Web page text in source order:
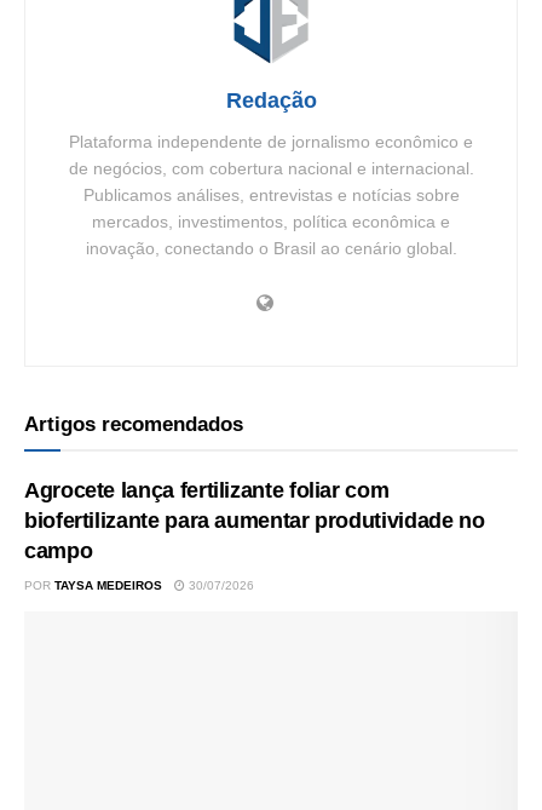
Redação
Plataforma independente de jornalismo econômico e
de negócios, com cobertura nacional e internacional.
Publicamos análises, entrevistas e notícias sobre
mercados, investimentos, política econômica e
inovação, conectando o Brasil ao cenário global.
Artigos recomendados
Agrocete lança fertilizante foliar com
biofertilizante para aumentar produtividade no
campo
POR TAYSA MEDEIROS 30/07/2026